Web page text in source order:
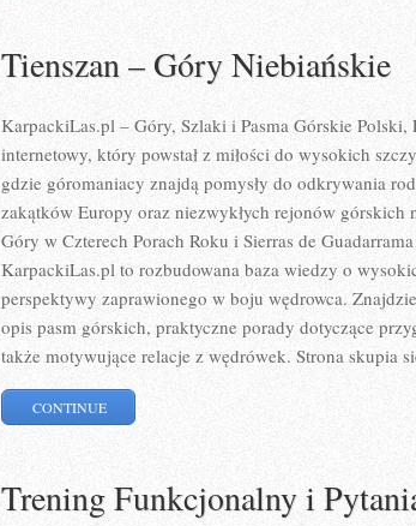
Tienszan – Góry Niebiańskie
KarpackiLas.pl – Góry, Szlaki i Pasma Górskie
internetowy, który powstał z miłości do wysokich
gdzie góromaniacy znajdą pomysły do odkrywania
zakątków Europy oraz niezwykłych rejonów górskich
Góry w Czterech Porach Roku i Sierras de
KarpackiLas.pl to rozbudowana baza wiedzy o
perspektywy zaprawionego w boju wędrowca.
opis pasm górskich, praktyczne porady dotyczące
także motywujące relacje z wędrówek. Strona skupia
CONTINUE
Trening Funkcjonalny i